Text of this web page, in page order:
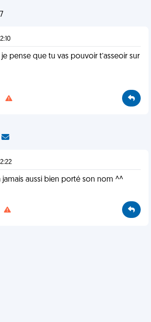
pense que tu vas pouvoir t’asseoir sur
jamais aussi bien porté son nom ^^